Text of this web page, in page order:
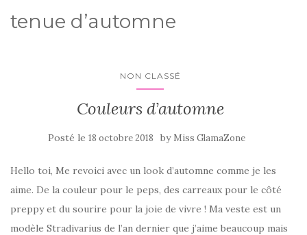
tenue d’automne
NON CLASSÉ
Couleurs d’automne
Posté le 18 octobre 2018 by Miss GlamaZone
Hello toi, Me revoici avec un look d’automne comme je les
aime. De la couleur pour le peps, des carreaux pour le côté
preppy et du sourire pour la joie de vivre ! Ma veste est un
modèle Stradivarius de l’an dernier que j’aime beaucoup mais